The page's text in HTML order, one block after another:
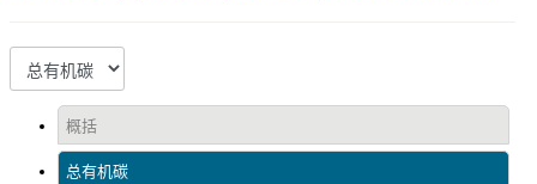
概括
总有机碳